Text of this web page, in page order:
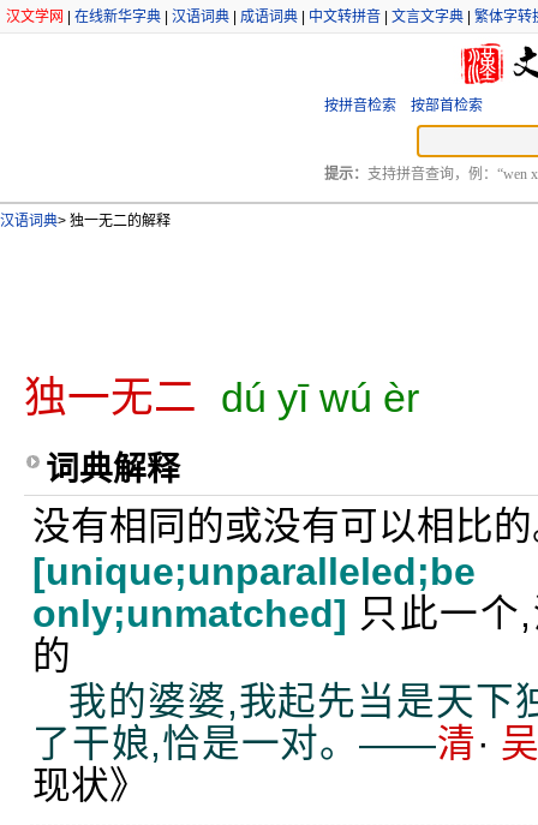
汉文学网 在线新华字典 汉语词典 成语词典 中文转拼音 文言文字典 繁体字转
按拼音检索 按部首检索
提示： 支持拼音查询，例：“wen
汉语词典> 独一无二的解释
独一无二 dú yī wú èr
词典解释
没有相同的或没有可以相比
only;unmatched] 只此一个
的
我的婆婆,我起先当是天下
了干娘,恰是一对。——清·
现状》